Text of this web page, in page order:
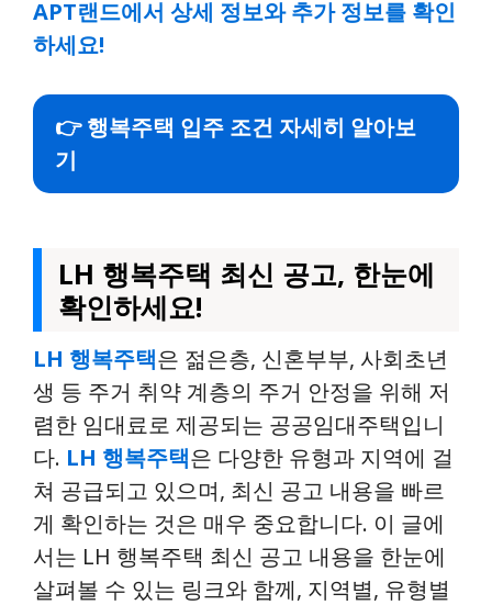
APT랜드에서 상세 정보와 추가 정보를 확인
하세요!
👉 행복주택 입주 조건 자세히 알아보
기
LH 행복주택 최신 공고, 한눈에
확인하세요!
LH 행복주택은 젊은층, 신혼부부, 사회초년
생 등 주거 취약 계층의 주거 안정을 위해 저
렴한 임대료로 제공되는 공공임대주택입니
다. LH 행복주택은 다양한 유형과 지역에 걸
쳐 공급되고 있으며, 최신 공고 내용을 빠르
게 확인하는 것은 매우 중요합니다. 이 글에
서는 LH 행복주택 최신 공고 내용을 한눈에
살펴볼 수 있는 링크와 함께, 지역별, 유형별